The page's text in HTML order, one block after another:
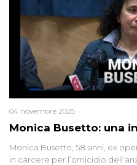
Monica Busetto: una
04 novembre 2025
Monica Busetto, 58 anni, ex
in carcere per l’omicidio